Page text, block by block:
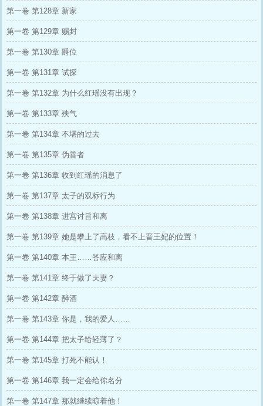
第一卷 第128章 新家
第一卷 第129章 赐封
第一卷 第130章 爵位
第一卷 第131章 试探
第一卷 第132章 为什么红瑶没有出现？
第一卷 第133章 殃气
第一卷 第134章 不堪的过去
第一卷 第135章 伪善者
第一卷 第136章 收到红瑶的消息了
第一卷 第137章 太子的双标行为
第一卷 第138章 进宫讨旨和离
第一卷 第139章 她是攀上了高枝，看不上晋王妃的位置！
第一卷 第140章 本王……答应和离
第一卷 第141章 终于做了夫妻？
第一卷 第142章 醉酒
第一卷 第143章 你是，我的爱人……
第一卷 第144章 把太子给轻薄了？
第一卷 第145章 打死不能认！
第一卷 第146章 我一定会给你名分
第一卷 第147章 那就继续晾着他！